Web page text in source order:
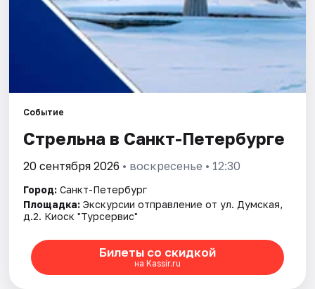
Событие
Стрельна в Санкт-Петербурге
20 сентября 2026 • воскресенье • 12:30
Город: Санкт-Петербург
Площадка: Экскурсии отправление от ул. Думская,
д.2. Киоск "Турсервис"
Билеты со скидкой
на Kassir.ru